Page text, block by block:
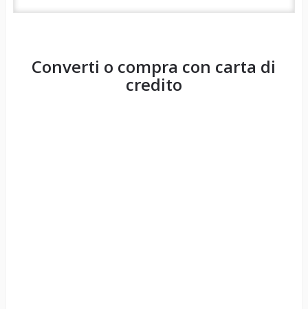
Converti o compra con carta di
credito